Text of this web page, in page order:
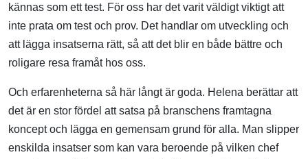
kännas som ett test. För oss har det varit väldigt viktigt att
inte prata om test och prov. Det handlar om utveckling och
att lägga insatserna rätt, så att det blir en både bättre och
roligare resa framåt hos oss.
Och erfarenheterna så här långt är goda. Helena berättar att
det är en stor fördel att satsa på branschens framtagna
koncept och lägga en gemensam grund för alla. Man slipper
enskilda insatser som kan vara beroende på vilken chef